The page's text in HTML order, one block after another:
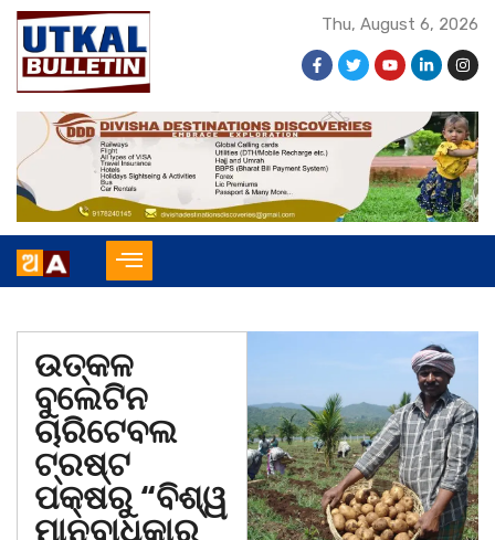
Thu, August 6, 2026
ଉତ୍କଳ
ବୁଲେଟିନ
ଚାରିଟେବଲ
ଟ୍ରଷ୍ଟ
ପକ୍ଷରୁ “ବିଶ୍ୱ
ମାନବାଧିକାର